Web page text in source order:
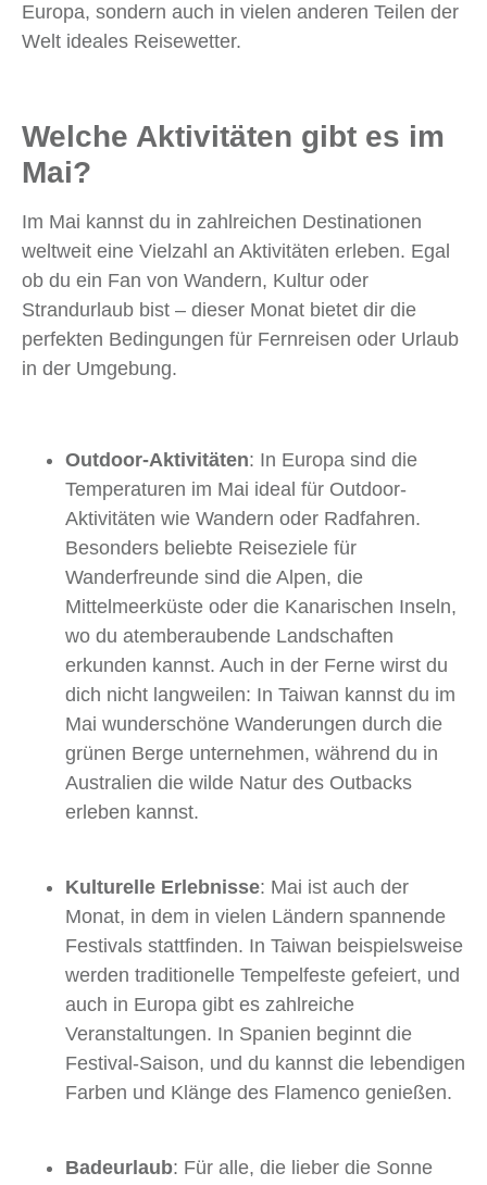
Europa, sondern auch in vielen anderen Teilen der
Welt ideales Reisewetter.
Welche Aktivitäten gibt es im
Mai?
Im Mai kannst du in zahlreichen Destinationen
weltweit eine Vielzahl an Aktivitäten erleben. Egal
ob du ein Fan von Wandern, Kultur oder
Strandurlaub bist – dieser Monat bietet dir die
perfekten Bedingungen für Fernreisen oder Urlaub
in der Umgebung.
Outdoor-Aktivitäten: In Europa sind die
Temperaturen im Mai ideal für Outdoor-
Aktivitäten wie Wandern oder Radfahren.
Besonders beliebte Reiseziele für
Wanderfreunde sind die Alpen, die
Mittelmeerküste oder die Kanarischen Inseln,
wo du atemberaubende Landschaften
erkunden kannst. Auch in der Ferne wirst du
dich nicht langweilen: In Taiwan kannst du im
Mai wunderschöne Wanderungen durch die
grünen Berge unternehmen, während du in
Australien die wilde Natur des Outbacks
erleben kannst.
Kulturelle Erlebnisse: Mai ist auch der
Monat, in dem in vielen Ländern spannende
Festivals stattfinden. In Taiwan beispielsweise
werden traditionelle Tempelfeste gefeiert, und
auch in Europa gibt es zahlreiche
Veranstaltungen. In Spanien beginnt die
Festival-Saison, und du kannst die lebendigen
Farben und Klänge des Flamenco genießen.
Badeurlaub: Für alle, die lieber die Sonne